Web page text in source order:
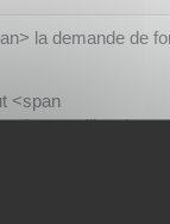
la demande de
<span
le cas s'il estime
et à la marche de
span> de 9
span> la